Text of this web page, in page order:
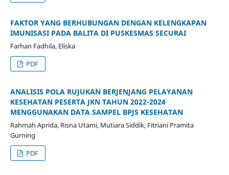
FAKTOR YANG BERHUBUNGAN DENGAN KELENGKAPAN
IMUNISASI PADA BALITA DI PUSKESMAS SECURAI
Farhan Fadhila, Eliska
PDF
ANALISIS POLA RUJUKAN BERJENJANG PELAYANAN
KESEHATAN PESERTA JKN TAHUN 2022-2024
MENGGUNAKAN DATA SAMPEL BPJS KESEHATAN
Rahmah Aprida, Risna Utami, Mutiara Siddik, Fitriani Pramita
Gurning
PDF